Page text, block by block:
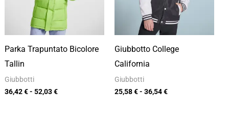
Parka Trapuntato Bicolore
Tallin
Giubbotti
36,42€- 52,03€
Giubbotto College
California
Giubbotti
25,58€- 36,54€